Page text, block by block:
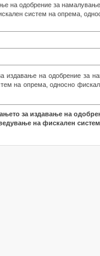
на одобрение за
систем на опрема,
издавање на одобрение за
на опрема, односно
за издавање на
на фискален